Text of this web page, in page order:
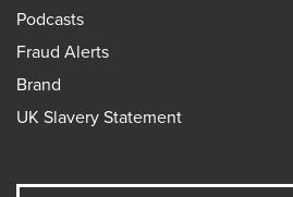
Podcasts
Fraud Alerts
Brand
UK Slavery Statement